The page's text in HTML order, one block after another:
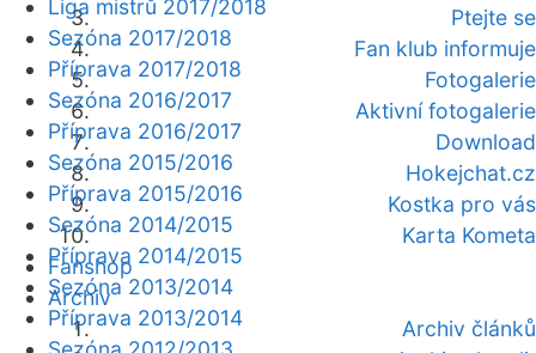
Ptejte se
Fan klub informuje
Fotogalerie
Aktivní fotogalerie
Download
Hokejchat.cz
Kostka pro vás
Karta Kometa
Fanshop
Archiv
Archiv článků
Liga mistrů 2017/2018
Sezóna 2017/2018
Příprava 2017/2018
Sezóna 2016/2017
Příprava 2016/2017
Sezóna 2015/2016
Příprava 2015/2016
Sezóna 2014/2015
Příprava 2014/2015
Sezóna 2013/2014
Příprava 2013/2014